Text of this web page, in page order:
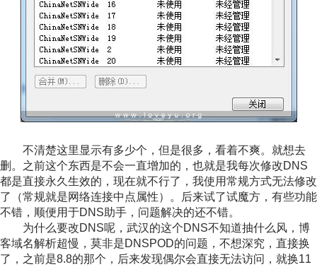
不清楚这里显示有多少个，但是很多，看着不爽。就想去
删。之前这个东西是不会一直增加的，也就是我每次修改DNS
都是直接永久生效的，现在就不行了，我使用常规方式无法修改
了（常规就是网络连接中点属性）。后来试了试魔方，有些功能
不错，顺便用于DNS助手，问题解决的还不错。
为什么要改DNS呢，武汉的这个DNS不知道抽什么风，博
客域名解析超慢，莫非是DNSPOD的问题，不想深究，直接换
了，之前是8.8的那个，后来发现偶尔会直接无法访问，就换11